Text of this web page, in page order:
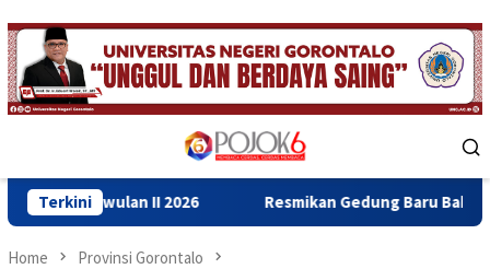
Skip
to
content
Menu
Terkini
II 2026 Resmikan Gedung Baru Bahrul Ulum,
Home Provinsi Gorontalo